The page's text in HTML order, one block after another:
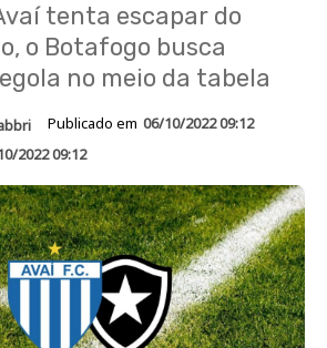
tenta escapar do
o Botafogo busca
no meio da tabela
Publicado em 06/10/2022 09:12
2022 09:12